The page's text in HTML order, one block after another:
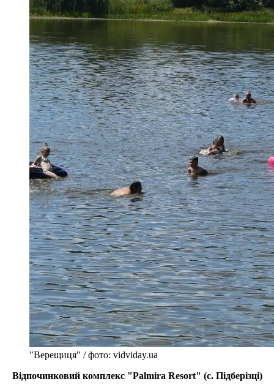
"Верещиця" / фото: vidviday.ua
Відпочинковий комплекс "Palmira Resort" (с. Підберізці)